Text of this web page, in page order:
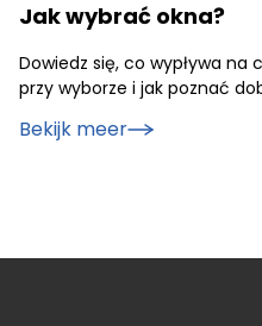
Jak wybrać okna?
Dowiedz się, co wypływa na
przy wyborze i jak poznać
Bekijk meer